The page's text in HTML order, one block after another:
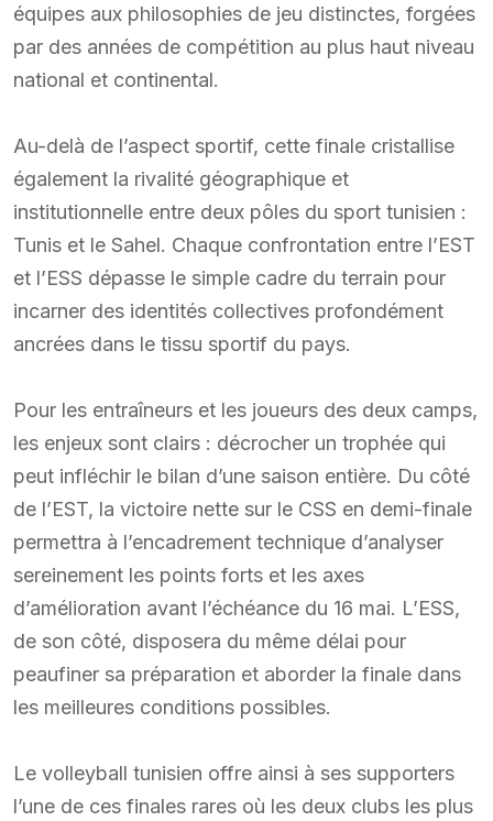
équipes aux philosophies de jeu distinctes, forgées
par des années de compétition au plus haut niveau
national et continental.
Au-delà de l’aspect sportif, cette finale cristallise
également la rivalité géographique et
institutionnelle entre deux pôles du sport tunisien :
Tunis et le Sahel. Chaque confrontation entre l’EST
et l’ESS dépasse le simple cadre du terrain pour
incarner des identités collectives profondément
ancrées dans le tissu sportif du pays.
Pour les entraîneurs et les joueurs des deux camps,
les enjeux sont clairs : décrocher un trophée qui
peut infléchir le bilan d’une saison entière. Du côté
de l’EST, la victoire nette sur le CSS en demi-finale
permettra à l’encadrement technique d’analyser
sereinement les points forts et les axes
d’amélioration avant l’échéance du 16 mai. L’ESS,
de son côté, disposera du même délai pour
peaufiner sa préparation et aborder la finale dans
les meilleures conditions possibles.
Le volleyball tunisien offre ainsi à ses supporters
l’une de ces finales rares où les deux clubs les plus